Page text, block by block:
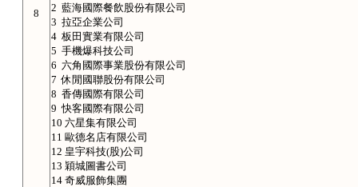
8
2 藍海國際餐飲股份有限公司
3 拉亞企業公司
4 板田實業有限公司
5 手機爆科技公司
6 六角國際事業股份有限公司
7 休閒國聯股份有限公司
8 香傳國際有限公司
9 快客國際有限公司
10 六星集有限公司
11 歐德名店有限公司
12 皇宇科技(股)公司
13 穎城圖書公司
14 奇威服飾集團